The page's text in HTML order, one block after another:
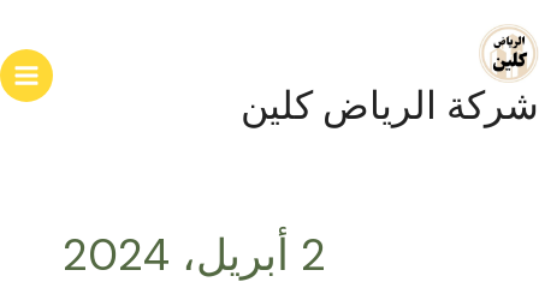
إلى
المحتوى
شركة الرياض كلين
2 أبريل، 2024